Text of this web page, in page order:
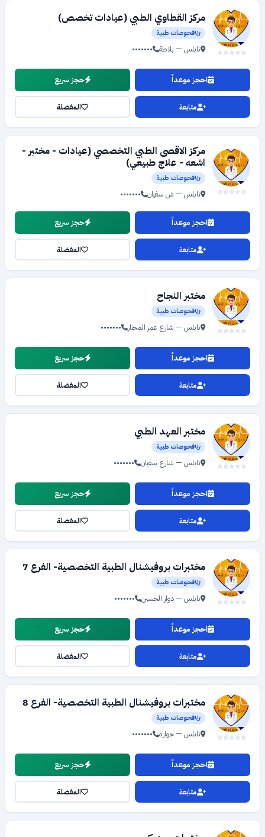
مركز القطاوي الطبي (عيادات تخصص)
فحوصات طبية
نابلس — بلاطة •••••••
احجز موعداً حجز سريع
متابعة المفضلة
مركز الاقصى الطبي التخصصي (عيادات - مختبر -
اشعه - علاج طبيعي)
فحوصات طبية
نابلس — ش سفيان •••••••
احجز موعداً حجز سريع
متابعة المفضلة
مختبر النجاح
فحوصات طبية
نابلس — شارع عمر المختار •••••••
احجز موعداً حجز سريع
متابعة المفضلة
مختبر العهد الطبي
فحوصات طبية
نابلس — شارع سفيان •••••••
احجز موعداً حجز سريع
متابعة المفضلة
مختبرات بروفيشنال الطبية التخصصية- الفرع 7
فحوصات طبية
نابلس — دوار الحسين •••••••
احجز موعداً حجز سريع
متابعة المفضلة
مختبرات بروفيشنال الطبية التخصصية- الفرع 8
فحوصات طبية
نابلس — حوارة •••••••
احجز موعداً حجز سريع
متابعة المفضلة